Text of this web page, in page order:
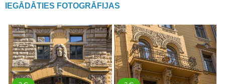
IEGĀDĀTIES FOTOGRĀFIJAS